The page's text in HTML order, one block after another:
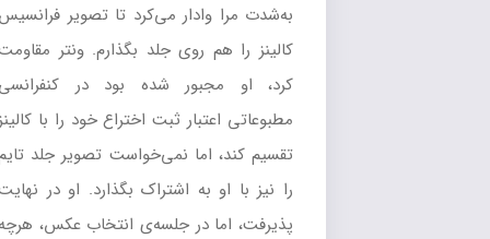
به‌شدت مرا وادار می‌کرد تا تصویر فرانسیس
کالینز را هم روی جلد بگذارم. ونتر مقاومت
کرد، او مجبور شده بود در کنفرانسی
مطبوعاتی اعتبار ثبت اختراع خود را با کالینز
تقسیم کند، اما نمی‌خواست تصویر جلد تایم
را نیز با او به اشتراک بگذارد. او در نهایت
پذیرفت، اما در جلسه‌ی انتخاب عکس، هرچه